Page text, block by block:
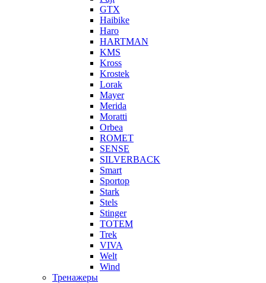
GTX
Haibike
Haro
HARTMAN
KMS
Kross
Krostek
Lorak
Mayer
Merida
Moratti
Orbea
ROMET
SENSE
SILVERBACK
Smart
Sportop
Stark
Stels
Stinger
TOTEM
Trek
VIVA
Welt
Wind
Тренажеры